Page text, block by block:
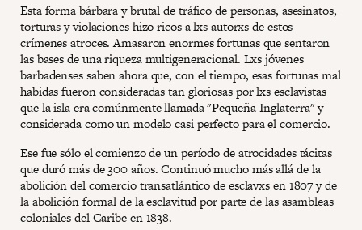
Esta forma bárbara y brutal de tráfico de personas, asesinatos,
torturas y violaciones hizo ricos a lxs autorxs de estos
crímenes atroces. Amasaron enormes fortunas que sentaron
las bases de una riqueza multigeneracional. Lxs jóvenes
barbadenses saben ahora que, con el tiempo, esas fortunas mal
habidas fueron consideradas tan gloriosas por lxs esclavistas
que la isla era comúnmente llamada "Pequeña Inglaterra" y
considerada como un modelo casi perfecto para el comercio.
Ese fue sólo el comienzo de un período de atrocidades tácitas
que duró más de 300 años. Continuó mucho más allá de la
abolición del comercio transatlántico de esclavxs en 1807 y de
la abolición formal de la esclavitud por parte de las asambleas
coloniales del Caribe en 1838.